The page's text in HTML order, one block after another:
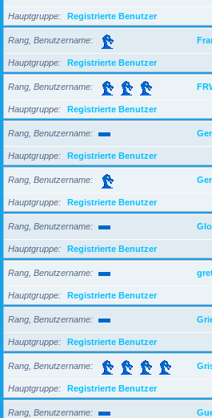
Hauptgruppe Registrierte Benutzer
Rang, Benutzername
Hauptgruppe Registrierte Benutzer
Rang, Benutzername
Hauptgruppe Registrierte Benutzer
Rang, Benutzername
Hauptgruppe Registrierte Benutzer
Rang, Benutzername
Hauptgruppe Registrierte Benutzer
Rang, Benutzername
Hauptgruppe Registrierte Benutzer
Rang, Benutzername
Hauptgruppe Registrierte Benutzer
Rang, Benutzername
Hauptgruppe Registrierte Benutzer
Rang, Benutzername
Hauptgruppe Registrierte Benutzer
Rang, Benutzername